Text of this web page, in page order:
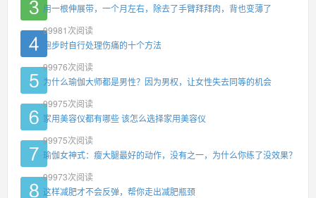
用一根伸展带，一个月左右，除去了手臂拜拜肉，背也变薄了
99981 次阅读
跑步时自行处理伤痛的十个方法
99976次阅读
为什么瑜伽大师都是男性？因为男权，让女性失去同等的机会
99975次阅读
家用美容仪都有哪些 该怎么选择家用美容仪
99975次阅读
瑜伽女神式：瘦大腿最好的动作，没有之一，为什么你练了没效果？
99973次阅读
这样减肥才不会反弹，帮你走出减肥瓶颈